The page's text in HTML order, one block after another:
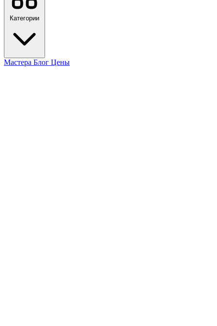
Категории
Мастера Блог Цены